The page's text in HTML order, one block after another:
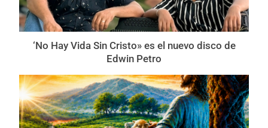
‘No Hay Vida Sin Cristo» es el nuevo disco de
Edwin Petro